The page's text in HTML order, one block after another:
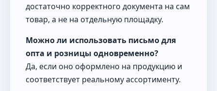
достаточно корректного документа на сам
товар, а не на отдельную площадку.
Можно ли использовать письмо для
опта и розницы одновременно?
Да, если оно оформлено на продукцию и
соответствует реальному ассортименту.